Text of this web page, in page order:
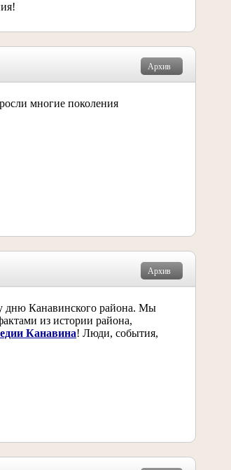
Архив
многие поколения
Архив
дню Канавинского района. Мы
из истории района,
Канавина! Люди, события,